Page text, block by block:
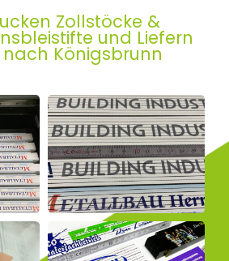
Zollstöcke &
und Liefern
Königsbrunn